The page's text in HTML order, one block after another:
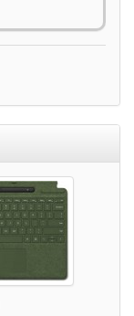
корпуса
Размеры